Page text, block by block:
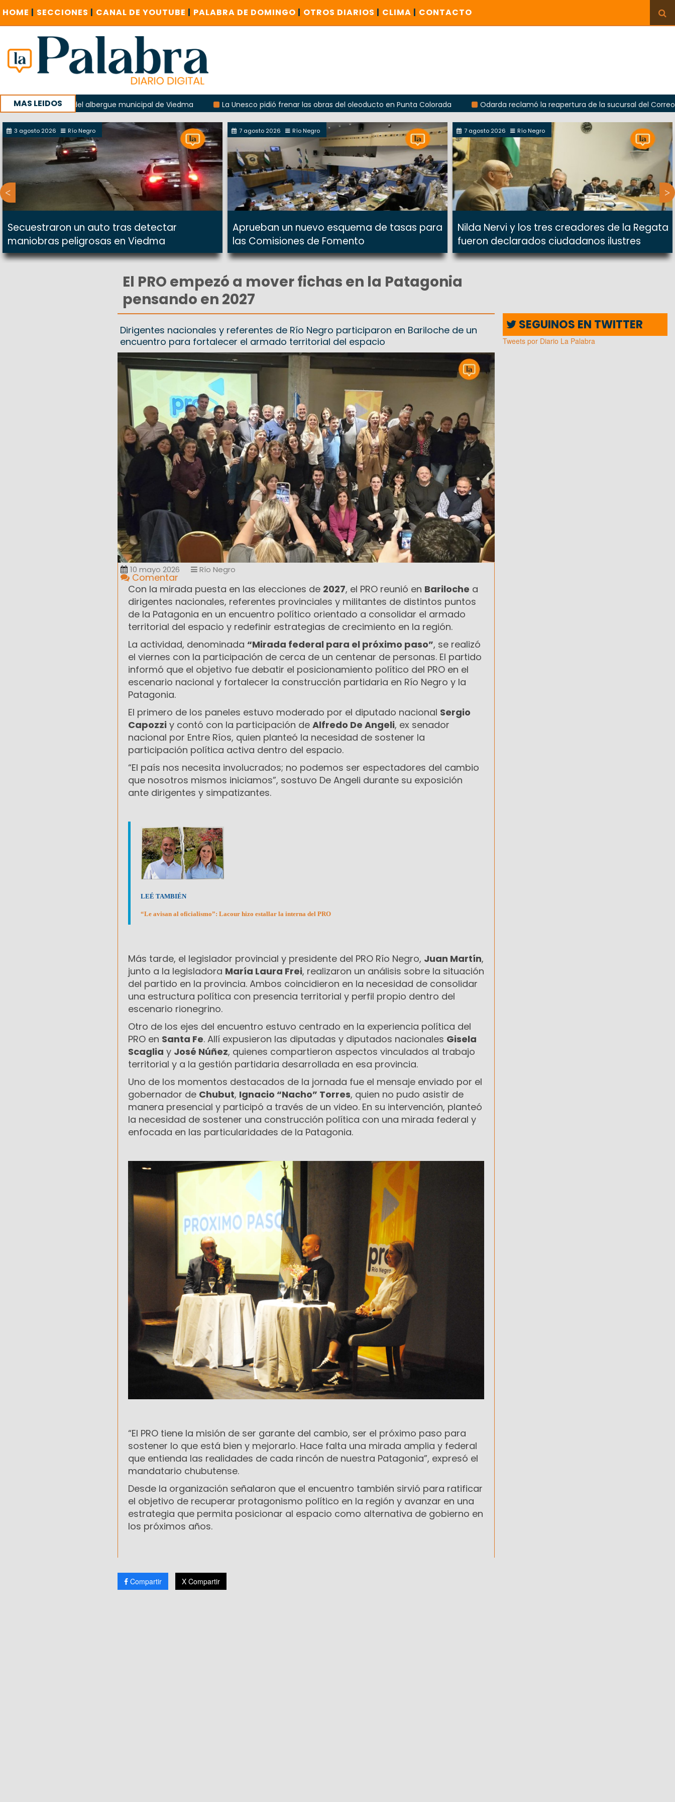
HOME | SECCIONES | CANAL DE YOUTUBE | PALABRA DE DOMINGO | OTROS DIARIOS | CLIMA | CONTACTO
MAS LEIDOS
del albergue municipal de Viedma La Unesco pidió frenar las obras del oleoducto en Punta Colorada
Odarda reclamó la reapertura de la sucursal del Correo Argentino
un encuentro provincial en Roca
3 agosto 2026 Río Negro
Secuestraron un auto tras detectar
maniobras peligrosas en Viedma
7 agosto 2026 Río Negro
Aprueban un nuevo esquema de tasas para
las Comisiones de Fomento
7 agosto 2026 Río Negro
Nilda Nervi y los tres creadores de la Regata
fueron declarados ciudadanos ilustres
El PRO empezó a mover fichas en la Patagonia
pensando en 2027
Dirigentes nacionales y referentes de Río Negro participaron en Bariloche de un
encuentro para fortalecer el armado territorial del espacio
10 mayo 2026 Río Negro
Comentar
Con la mirada puesta en las elecciones de 2027, el PRO reunió en Bariloche a
dirigentes nacionales, referentes provinciales y militantes de distintos puntos
de la Patagonia en un encuentro político orientado a consolidar el armado
territorial del espacio y redefinir estrategias de crecimiento en la región.
La actividad, denominada “Mirada federal para el próximo paso”, se realizó
el viernes con la participación de cerca de un centenar de personas. El partido
informó que el objetivo fue debatir el posicionamiento político del PRO en el
escenario nacional y fortalecer la construcción partidaria en Río Negro y la
Patagonia.
El primero de los paneles estuvo moderado por el diputado nacional Sergio
Capozzi y contó con la participación de Alfredo De Angeli, ex senador
nacional por Entre Ríos, quien planteó la necesidad de sostener la
participación política activa dentro del espacio.
“El país nos necesita involucrados; no podemos ser espectadores del cambio
que nosotros mismos iniciamos”, sostuvo De Angeli durante su exposición
ante dirigentes y simpatizantes.
LEÉ TAMBIÉN
“Le avisan al oficialismo”: Lacour hizo estallar la interna del PRO
Más tarde, el legislador provincial y presidente del PRO Río Negro, Juan Martín,
junto a la legisladora María Laura Frei, realizaron un análisis sobre la situación
del partido en la provincia. Ambos coincidieron en la necesidad de consolidar
una estructura política con presencia territorial y perfil propio dentro del
escenario rionegrino.
Otro de los ejes del encuentro estuvo centrado en la experiencia política del
PRO en Santa Fe. Allí expusieron las diputadas y diputados nacionales Gisela
Scaglia y José Núñez, quienes compartieron aspectos vinculados al trabajo
territorial y a la gestión partidaria desarrollada en esa provincia.
Uno de los momentos destacados de la jornada fue el mensaje enviado por el
gobernador de Chubut, Ignacio “Nacho” Torres, quien no pudo asistir de
manera presencial y participó a través de un video. En su intervención, planteó
la necesidad de sostener una construcción política con una mirada federal y
enfocada en las particularidades de la Patagonia.
“El PRO tiene la misión de ser garante del cambio, ser el próximo paso para
sostener lo que está bien y mejorarlo. Hace falta una mirada amplia y federal
que entienda las realidades de cada rincón de nuestra Patagonia”, expresó el
mandatario chubutense.
Desde la organización señalaron que el encuentro también sirvió para ratificar
el objetivo de recuperar protagonismo político en la región y avanzar en una
estrategia que permita posicionar al espacio como alternativa de gobierno en
los próximos años.
Compartir X Compartir
SEGUINOS EN TWITTER
Tweets por Diario La Palabra